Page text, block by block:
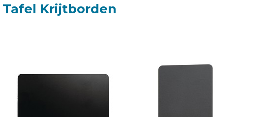
Tafel Krijtborden